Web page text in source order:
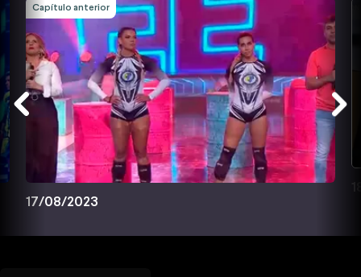
Capítulo anterior
17/08/2023